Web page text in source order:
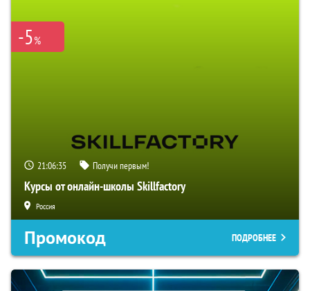
-5%
21:06:34 Получи первым!
Курсы от онлайн-школы Skillfactory
Россия
Промокод ПОДРОБНЕЕ